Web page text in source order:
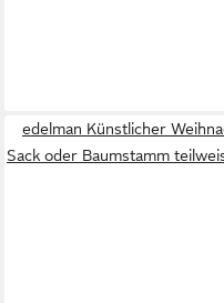
edelman Künstlicher
Sack oder Baumstamm